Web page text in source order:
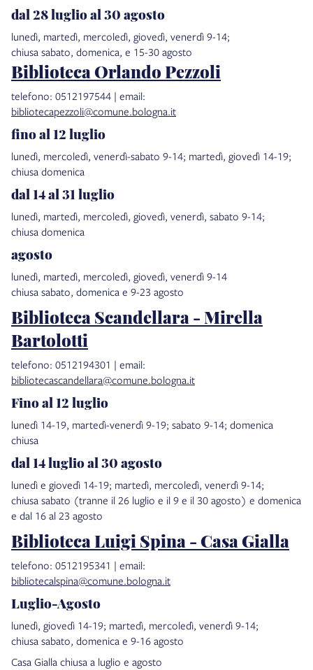
dal 28 luglio al 30 agosto
lunedì, martedì, mercoledì, giovedì, venerdì 9-14;
chiusa sabato, domenica, e 15-30 agosto
Biblioteca Orlando Pezzoli
telefono: 0512197544 | email:
bibliotecapezzoli@comune.bologna.it
fino al 12 luglio
lunedì, mercoledì, venerdì-sabato 9-14; martedì, giovedì 14-19;
chiusa domenica
dal 14 al 31 luglio
lunedì, martedì, mercoledì, giovedì, venerdì, sabato 9-14;
chiusa domenica
agosto
lunedì, martedì, mercoledì, giovedì, venerdì 9-14
chiusa sabato, domenica e 9-23 agosto
Biblioteca Scandellara - Mirella
Bartolotti
telefono: 0512194301 | email:
bibliotecascandellara@comune.bologna.it
Fino al 12 luglio
lunedì 14-19, martedì-venerdì 9-19; sabato 9-14; domenica
chiusa
dal 14 luglio al 30 agosto
lunedì e giovedì 14-19; martedì, mercoledì, venerdì 9-14;
chiusa sabato (tranne il 26 luglio e il 9 e il 30 agosto) e domenica
e dal 16 al 23 agosto
Biblioteca Luigi Spina - Casa Gialla
telefono: 0512195341 | email:
bibliotecalspina@comune.bologna.it
Luglio-Agosto
lunedì, giovedì 14-19; martedì, mercoledì, venerdì 9-14;
chiusa sabato, domenica e 9-16 agosto
Casa Gialla chiusa a luglio e agosto